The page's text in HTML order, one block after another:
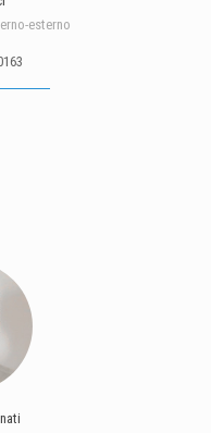
esterno